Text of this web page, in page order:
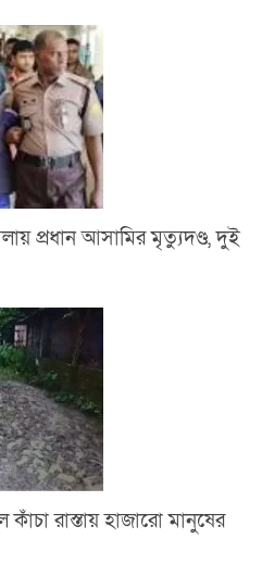
প্রধান আসামির মৃত্যুদণ্ড, দুই
কাঁচা রাস্তায় হাজারো মানুষের